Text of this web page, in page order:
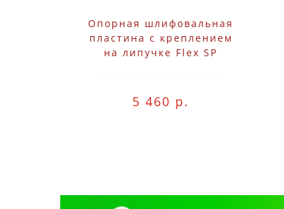
Опорная шлифовальная
пластина с креплением
на липучке Flex SP
5 460 р.